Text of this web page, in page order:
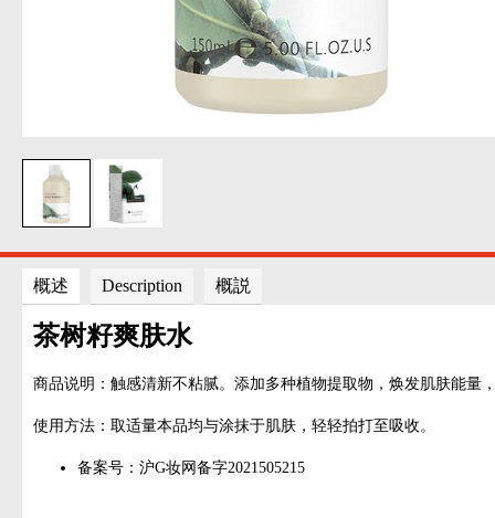
概述 Description 概説
茶树籽爽肤水
商品说明：触感清新不粘腻。添加多种植物提取物，焕发肌肤能量
使用方法：取适量本品均与涂抹于肌肤，轻轻拍打至吸收。
备案号：沪G妆网备字2021505215